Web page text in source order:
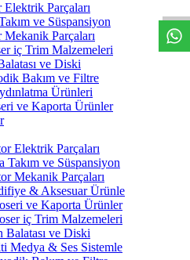
Parçaları
ve Süspansiyon
Parçaları
iç Trim Malzemeleri
ve Diski
Bakım ve Filtre
Ürünleri
ve Kaporta Ürünler
Elektrik Parçaları
Takım ve Süspansiyon
Mekanik Parçaları
& Aksesuar Ürünle
ve Kaporta Ürünler
iç Trim Malzemeleri
Balatası ve Diski
Medya & Ses Sistemle